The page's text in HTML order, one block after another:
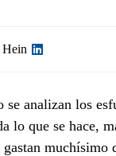
Hein
se analizan los
lo que se hace,
gastan